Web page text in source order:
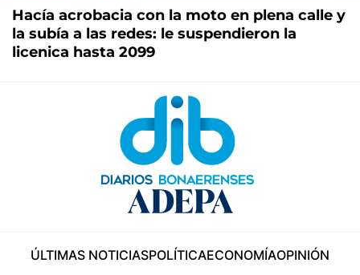
Hacía acrobacia con la moto en plena calle y
la subía a las redes: le suspendieron la
licenica hasta 2099
ÚLTIMAS NOTICIASPOLÍTICAECONOMÍAOPINIÓN